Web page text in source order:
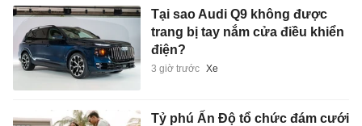
Tại sao Audi Q9 không được
trang bị tay nắm cửa điều khiển
điện?
3 giờ trước Xe
Tỷ phú Ấn Độ tổ chức đám cưới